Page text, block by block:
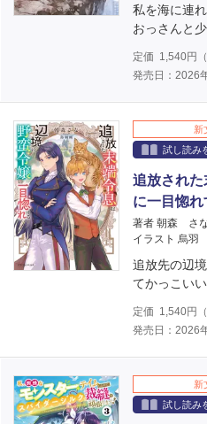
私を海に連
おっさんと
定価 1,540円
発売日：2026
新
試し読み
追放され
に一目惚れ
著者 朝森 さ
イラスト 烏
追放先の辺
てかっこい
定価 1,540円
発売日：2026
新
試し読み